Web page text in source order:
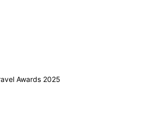
Awards 2025